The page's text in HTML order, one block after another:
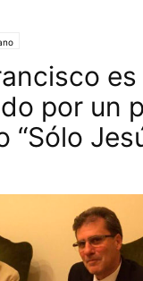
es
por un
“Sólo